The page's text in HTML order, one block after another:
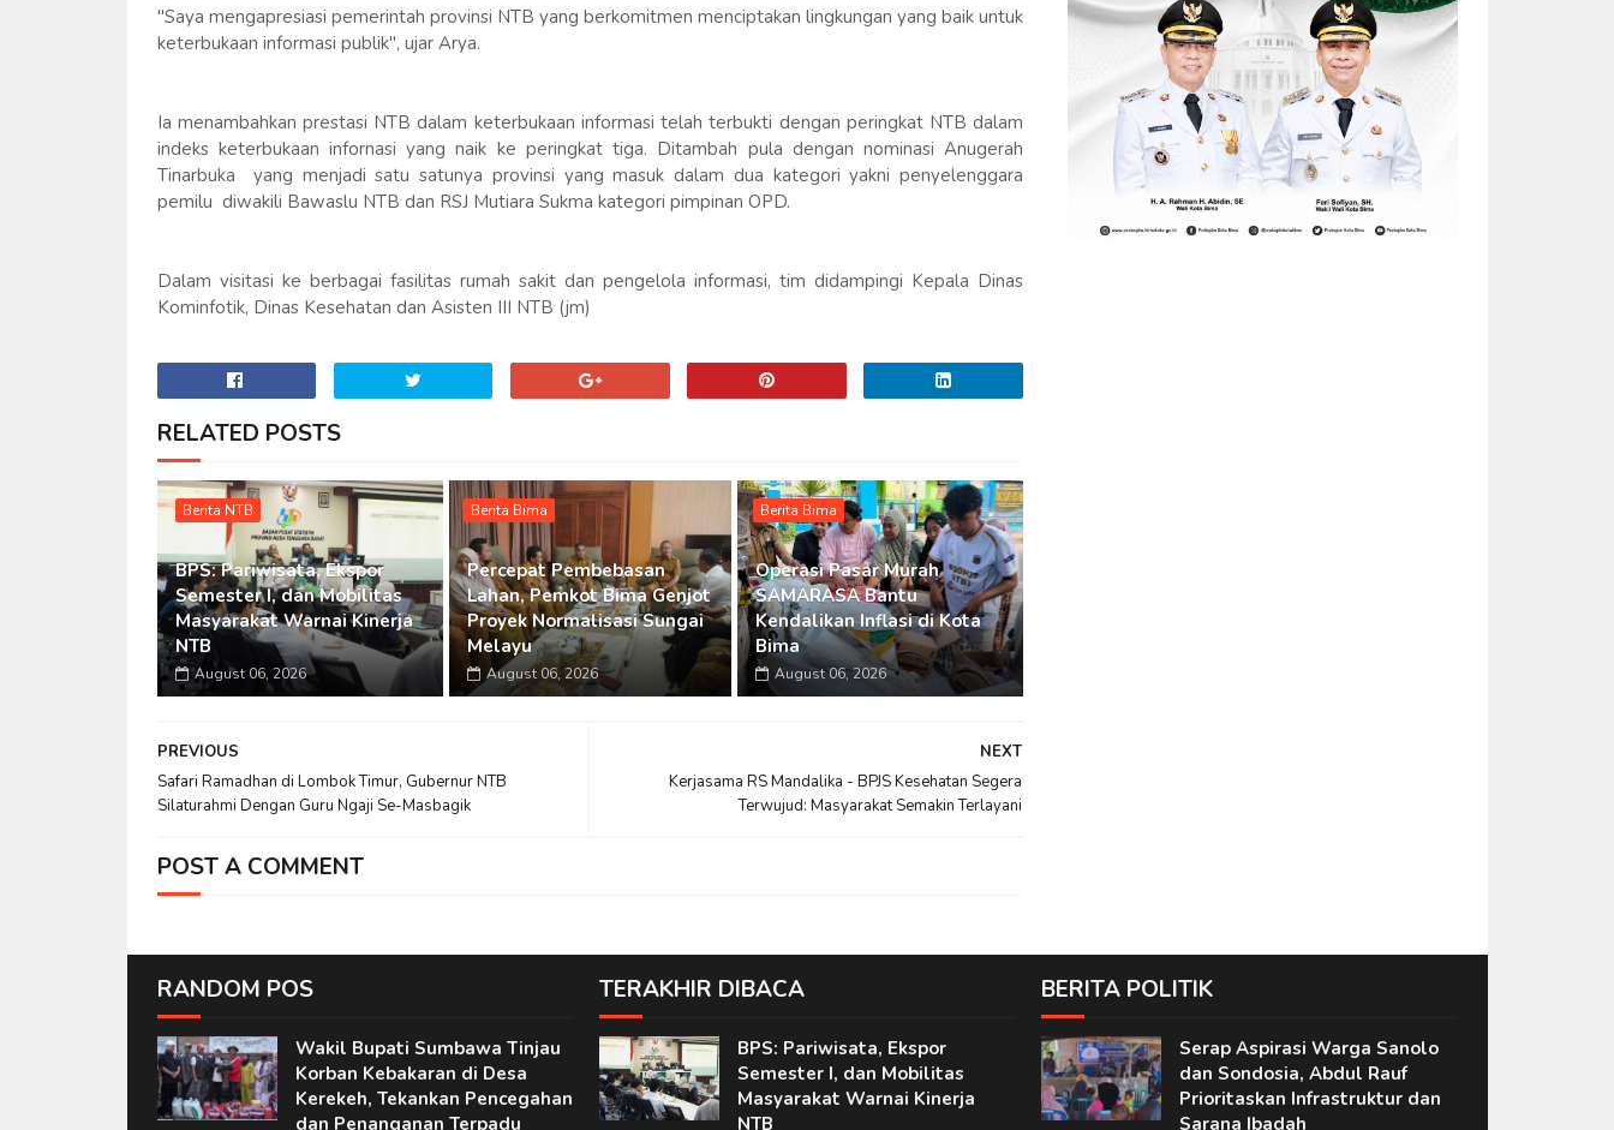
"Saya mengapresiasi pemerintah provinsi NTB yang berkomitmen menciptakan lingkungan yang baik untuk
keterbukaan informasi publik", ujar Arya.
Ia menambahkan prestasi NTB dalam keterbukaan informasi telah terbukti dengan peringkat NTB dalam
indeks keterbukaan infornasi yang naik ke peringkat tiga. Ditambah pula dengan nominasi Anugerah
Tinarbuka yang menjadi satu satunya provinsi yang masuk dalam dua kategori yakni penyelenggara
pemilu diwakili Bawaslu NTB dan RSJ Mutiara Sukma kategori pimpinan OPD.
Dalam visitasi ke berbagai fasilitas rumah sakit dan pengelola informasi, tim didampingi Kepala Dinas
Kominfotik, Dinas Kesehatan dan Asisten III NTB (jm)
RELATED POSTS
Berita NTB
BPS: Pariwisata, Ekspor
Semester I, dan Mobilitas
Masyarakat Warnai Kinerja
NTB
August 06, 2026
Berita Bima
Percepat Pembebasan
Lahan, Pemkot Bima Genjot
Proyek Normalisasi Sungai
Melayu
August 06, 2026
Berita Bima
Operasi Pasar Murah
SAMARASA Bantu
Kendalikan Inflasi di Kota
Bima
August 06, 2026
NEXT
Kerjasama RS Mandalika - BPJS Kesehatan Segera
Terwujud: Masyarakat Semakin Terlayani
PREVIOUS
Safari Ramadhan di Lombok Timur, Gubernur NTB
Silaturahmi Dengan Guru Ngaji Se-Masbagik
POST A COMMENT
RANDOM POS
Wakil Bupati Sumbawa Tinjau
Korban Kebakaran di Desa
Kerekeh, Tekankan Pencegahan
dan Penanganan Terpadu
TERAKHIR DIBACA
BPS: Pariwisata, Ekspor
Semester I, dan Mobilitas
Masyarakat Warnai Kinerja
NTB
BERITA POLITIK
Serap Aspirasi Warga Sanolo
dan Sondosia, Abdul Rauf
Prioritaskan Infrastruktur dan
Sarana Ibadah